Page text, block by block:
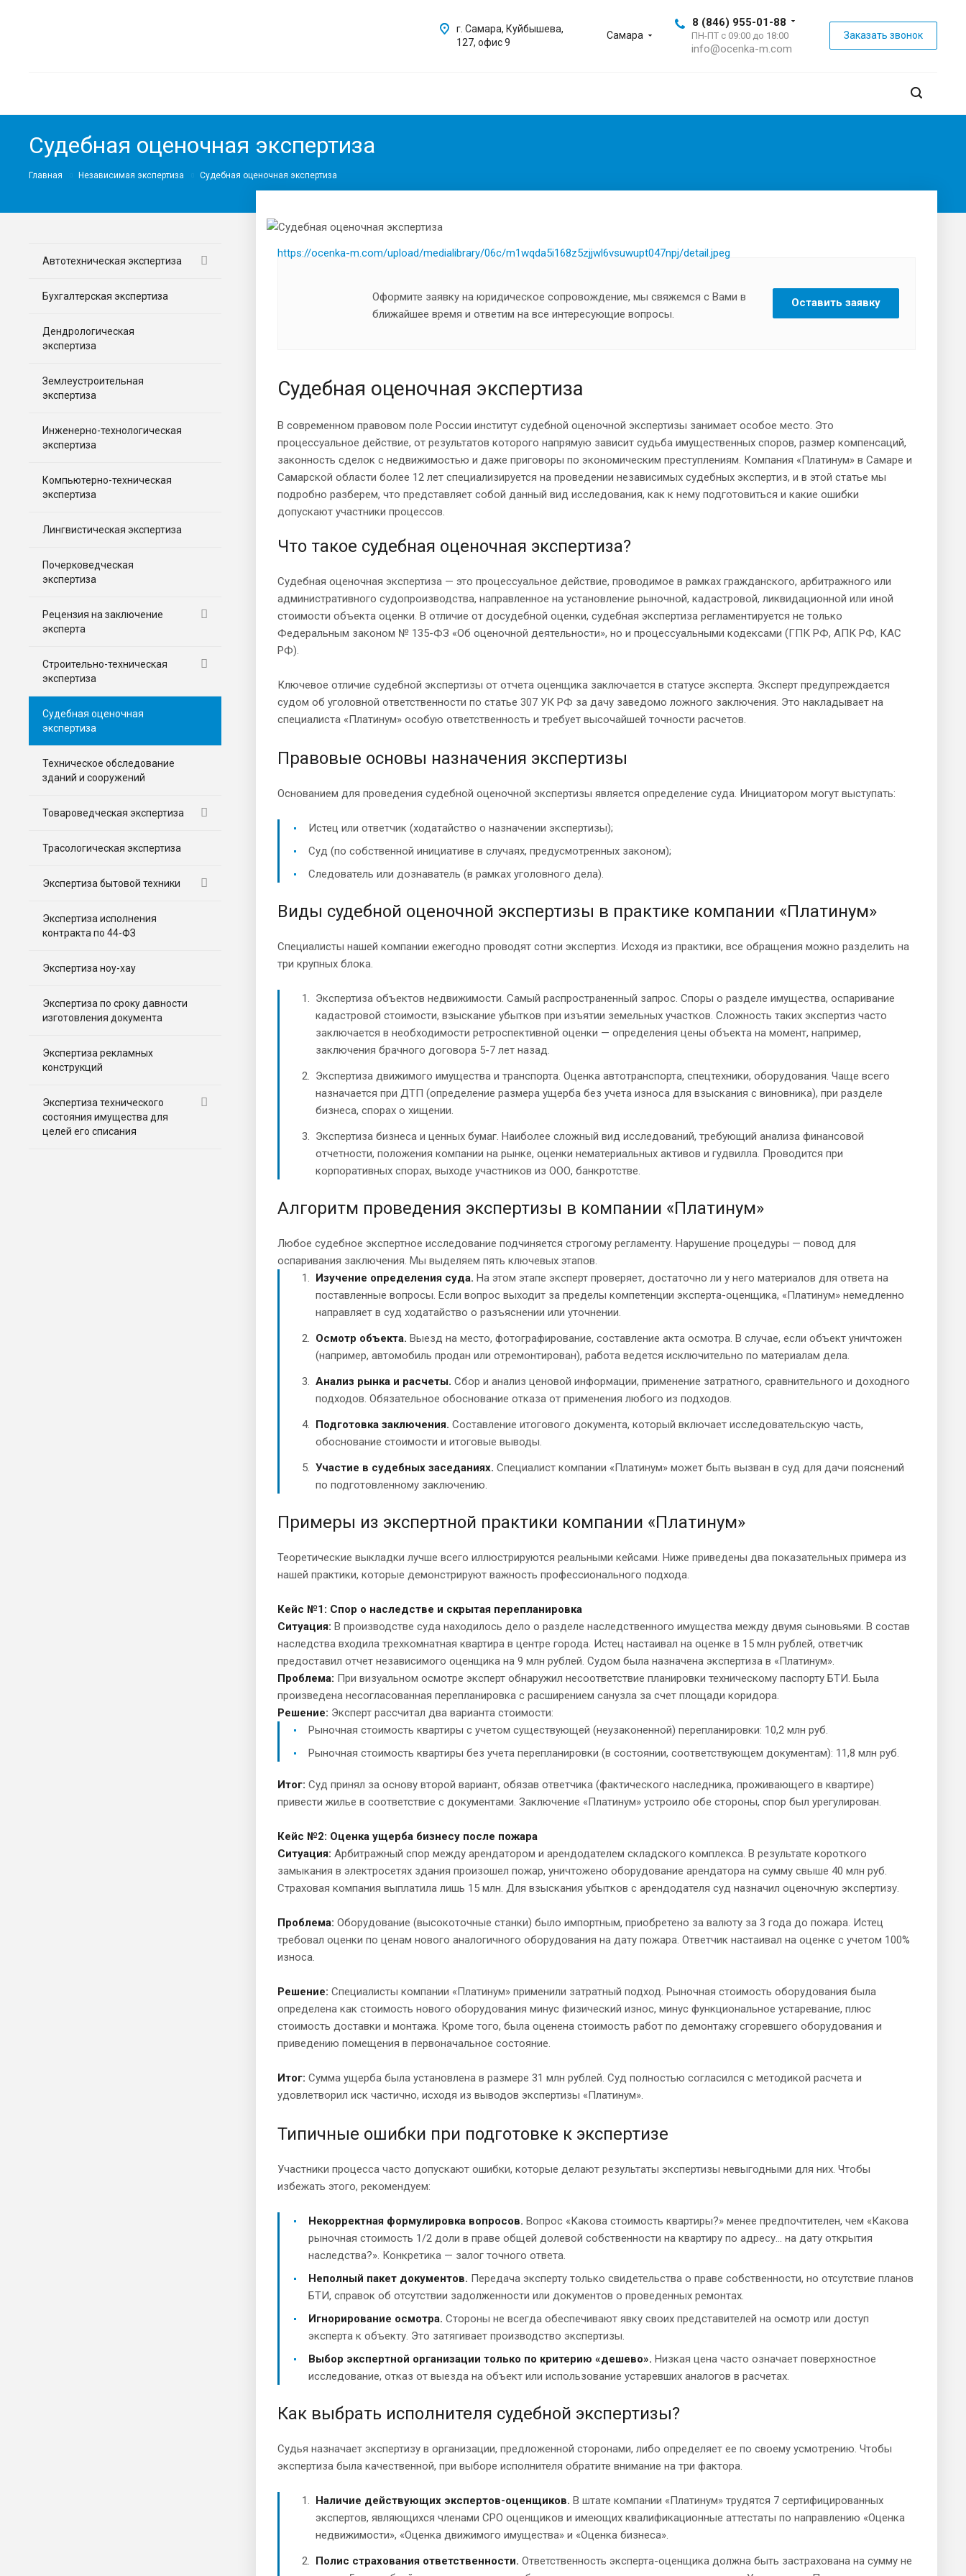
Самара
8 (846) 955-01-88
ПН-ПТ с 09:00 до 18:00
info@ocenka-m.com
Заказать звонок
г. Самара, Куйбышева,
127, офис 9
Судебная оценочная экспертиза
Главная Независимая экспертиза Судебная оценочная экспертиза
https://ocenka-m.com/upload/medialibrary/06c/m1wqda5i168z5zjjwl6vsuwupt047npj/detail.jpeg
Оформите заявку на юридическое сопровождение, мы свяжемся с Вами в
ближайшее время и ответим на все интересующие вопросы.
Оставить заявку
Судебная оценочная экспертиза
В современном правовом поле России институт судебной оценочной экспертизы занимает особое место. Это
процессуальное действие, от результатов которого напрямую зависит судьба имущественных споров, размер компенсаций,
законность сделок с недвижимостью и даже приговоры по экономическим преступлениям. Компания «Платинум» в Самаре и
Самарской области более 12 лет специализируется на проведении независимых судебных экспертиз, и в этой статье мы
подробно разберем, что представляет собой данный вид исследования, как к нему подготовиться и какие ошибки
допускают участники процессов.
Что такое судебная оценочная экспертиза?
Судебная оценочная экспертиза — это процессуальное действие, проводимое в рамках гражданского, арбитражного или
административного судопроизводства, направленное на установление рыночной, кадастровой, ликвидационной или иной
стоимости объекта оценки. В отличие от досудебной оценки, судебная экспертиза регламентируется не только
Федеральным законом № 135-ФЗ «Об оценочной деятельности», но и процессуальными кодексами (ГПК РФ, АПК РФ, КАС
РФ).
Ключевое отличие судебной экспертизы от отчета оценщика заключается в статусе эксперта. Эксперт предупреждается
судом об уголовной ответственности по статье 307 УК РФ за дачу заведомо ложного заключения. Это накладывает на
специалиста «Платинум» особую ответственность и требует высочайшей точности расчетов.
Правовые основы назначения экспертизы
Основанием для проведения судебной оценочной экспертизы является определение суда. Инициатором могут выступать:
Истец или ответчик (ходатайство о назначении экспертизы);
Суд (по собственной инициативе в случаях, предусмотренных законом);
Следователь или дознаватель (в рамках уголовного дела).
Виды судебной оценочной экспертизы в практике компании «Платинум»
Специалисты нашей компании ежегодно проводят сотни экспертиз. Исходя из практики, все обращения можно разделить на
три крупных блока.
Экспертиза объектов недвижимости. Самый распространенный запрос. Споры о разделе имущества, оспаривание
кадастровой стоимости, взыскание убытков при изъятии земельных участков. Сложность таких экспертиз часто
заключается в необходимости ретроспективной оценки — определения цены объекта на момент, например,
заключения брачного договора 5-7 лет назад.
Экспертиза движимого имущества и транспорта. Оценка автотранспорта, спецтехники, оборудования. Чаще всего
назначается при ДТП (определение размера ущерба без учета износа для взыскания с виновника), при разделе
бизнеса, спорах о хищении.
Экспертиза бизнеса и ценных бумаг. Наиболее сложный вид исследований, требующий анализа финансовой
отчетности, положения компании на рынке, оценки нематериальных активов и гудвилла. Проводится при
корпоративных спорах, выходе участников из ООО, банкротстве.
Алгоритм проведения экспертизы в компании «Платинум»
Любое судебное экспертное исследование подчиняется строгому регламенту. Нарушение процедуры — повод для
оспаривания заключения. Мы выделяем пять ключевых этапов.
Изучение определения суда. На этом этапе эксперт проверяет, достаточно ли у него материалов для ответа на
поставленные вопросы. Если вопрос выходит за пределы компетенции эксперта-оценщика, «Платинум» немедленно
направляет в суд ходатайство о разъяснении или уточнении.
Осмотр объекта. Выезд на место, фотографирование, составление акта осмотра. В случае, если объект уничтожен
(например, автомобиль продан или отремонтирован), работа ведется исключительно по материалам дела.
Анализ рынка и расчеты. Сбор и анализ ценовой информации, применение затратного, сравнительного и доходного
подходов. Обязательное обоснование отказа от применения любого из подходов.
Подготовка заключения. Составление итогового документа, который включает исследовательскую часть,
обоснование стоимости и итоговые выводы.
Участие в судебных заседаниях. Специалист компании «Платинум» может быть вызван в суд для дачи пояснений
по подготовленному заключению.
Примеры из экспертной практики компании «Платинум»
Теоретические выкладки лучше всего иллюстрируются реальными кейсами. Ниже приведены два показательных примера из
нашей практики, которые демонстрируют важность профессионального подхода.
Кейс №1: Спор о наследстве и скрытая перепланировка
Ситуация: В производстве суда находилось дело о разделе наследственного имущества между двумя сыновьями. В состав
наследства входила трехкомнатная квартира в центре города. Истец настаивал на оценке в 15 млн рублей, ответчик
предоставил отчет независимого оценщика на 9 млн рублей. Судом была назначена экспертиза в «Платинум».
Проблема: При визуальном осмотре эксперт обнаружил несоответствие планировки техническому паспорту БТИ. Была
произведена несогласованная перепланировка с расширением санузла за счет площади коридора.
Решение: Эксперт рассчитал два варианта стоимости:
Рыночная стоимость квартиры с учетом существующей (неузаконенной) перепланировки: 10,2 млн руб.
Рыночная стоимость квартиры без учета перепланировки (в состоянии, соответствующем документам): 11,8 млн руб.
Итог: Суд принял за основу второй вариант, обязав ответчика (фактического наследника, проживающего в квартире)
привести жилье в соответствие с документами. Заключение «Платинум» устроило обе стороны, спор был урегулирован.
Кейс №2: Оценка ущерба бизнесу после пожара
Ситуация: Арбитражный спор между арендатором и арендодателем складского комплекса. В результате короткого
замыкания в электросетях здания произошел пожар, уничтожено оборудование арендатора на сумму свыше 40 млн руб.
Страховая компания выплатила лишь 15 млн. Для взыскания убытков с арендодателя суд назначил оценочную экспертизу.
Проблема: Оборудование (высокоточные станки) было импортным, приобретено за валюту за 3 года до пожара. Истец
требовал оценки по ценам нового аналогичного оборудования на дату пожара. Ответчик настаивал на оценке с учетом 100%
износа.
Решение: Специалисты компании «Платинум» применили затратный подход. Рыночная стоимость оборудования была
определена как стоимость нового оборудования минус физический износ, минус функциональное устаревание, плюс
стоимость доставки и монтажа. Кроме того, была оценена стоимость работ по демонтажу сгоревшего оборудования и
приведению помещения в первоначальное состояние.
Итог: Сумма ущерба была установлена в размере 31 млн рублей. Суд полностью согласился с методикой расчета и
удовлетворил иск частично, исходя из выводов экспертизы «Платинум».
Типичные ошибки при подготовке к экспертизе
Участники процесса часто допускают ошибки, которые делают результаты экспертизы невыгодными для них. Чтобы
избежать этого, рекомендуем:
Некорректная формулировка вопросов. Вопрос «Какова стоимость квартиры?» менее предпочтителен, чем «Какова
рыночная стоимость 1/2 доли в праве общей долевой собственности на квартиру по адресу... на дату открытия
наследства?». Конкретика — залог точного ответа.
Неполный пакет документов. Передача эксперту только свидетельства о праве собственности, но отсутствие планов
БТИ, справок об отсутствии задолженности или документов о проведенных ремонтах.
Игнорирование осмотра. Стороны не всегда обеспечивают явку своих представителей на осмотр или доступ
эксперта к объекту. Это затягивает производство экспертизы.
Выбор экспертной организации только по критерию «дешево». Низкая цена часто означает поверхностное
исследование, отказ от выезда на объект или использование устаревших аналогов в расчетах.
Как выбрать исполнителя судебной экспертизы?
Судья назначает экспертизу в организации, предложенной сторонами, либо определяет ее по своему усмотрению. Чтобы
экспертиза была качественной, при выборе исполнителя обратите внимание на три фактора.
Наличие действующих экспертов-оценщиков. В штате компании «Платинум» трудятся 7 сертифицированных
экспертов, являющихся членами СРО оценщиков и имеющих квалификационные аттестаты по направлению «Оценка
недвижимости», «Оценка движимого имущества» и «Оценка бизнеса».
Полис страхования ответственности. Ответственность эксперта-оценщика должна быть застрахована на сумму не
Автотехническая экспертиза
Бухгалтерская экспертиза
Дендрологическая
экспертиза
Землеустроительная
экспертиза
Инженерно-технологическая
экспертиза
Компьютерно-техническая
экспертиза
Лингвистическая экспертиза
Почерковедческая
экспертиза
Рецензия на заключение
эксперта
Строительно-техническая
экспертиза
Судебная оценочная
экспертиза
Техническое обследование
зданий и сооружений
Товароведческая экспертиза
Трасологическая экспертиза
Экспертиза бытовой техники
Экспертиза исполнения
контракта по 44-ФЗ
Экспертиза ноу-хау
Экспертиза по сроку давности
изготовления документа
Экспертиза рекламных
конструкций
Экспертиза технического
состояния имущества для
целей его списания